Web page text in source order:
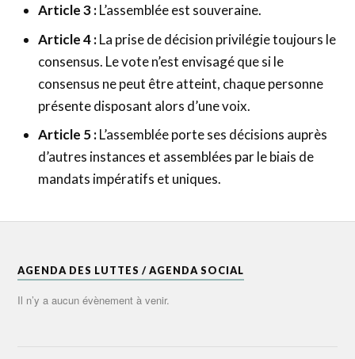
Article 3 :L’assemblée est souveraine.
Article 4 :La prise de décision privilégie toujours le
consensus. Le vote n’est envisagé que si le
consensus ne peut être atteint, chaque personne
présente disposant alors d’une voix.
Article 5 :L’assemblée porte ses décisions auprès
d’autres instances et assemblées par le biais de
mandats impératifs et uniques.
AGENDA DES LUTTES / AGENDA SOCIAL
Il n’y a aucun évènement à venir.